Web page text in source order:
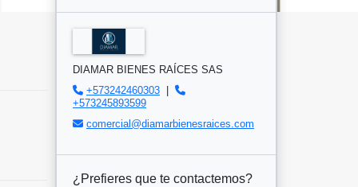
DIAMAR BIENES RAÍCES SAS
+573242460303
+573245893599
comercial@diamarbienesraices.com
¿Prefieres que te contactemos?